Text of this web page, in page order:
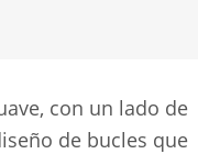
con un lado de
de bucles que